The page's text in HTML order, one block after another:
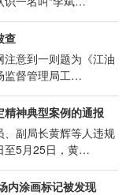
查
意到一则题为《江油
监督管理局工…
神典型案例的通报
副局长黄辉等人违规
至5月25日，黄…
内涂画标记被发现